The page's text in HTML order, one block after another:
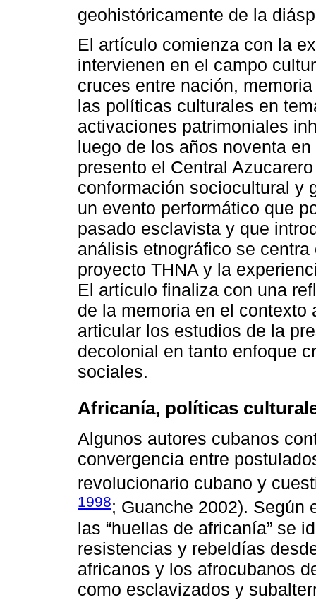
geohistóricamente de la
El artículo comienza con la
intervienen en el campo
cruces entre nación,
las políticas culturales en
activaciones patrimoniales
luego de los años noventa
presento el Central
conformación sociocultural y
un evento performático que
pasado esclavista y que
análisis etnográfico se
proyecto THNA y la
El artículo finaliza con una
de la memoria en el
articular los estudios de la
decolonial en tanto enfoque
sociales.
Africanía, políticas
Algunos autores cubanos
convergencia entre
revolucionario cubano y
1998; Guanche 2002). Según
las “huellas de africanía” se
resistencias y rebeldías
africanos y los afrocubanos
como esclavizados y